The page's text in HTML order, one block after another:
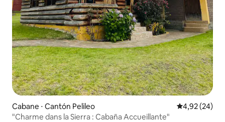
Cabane ⋅ Cantón Pelileo Évaluation
4,92 (24)
"Charme dans la Sierra : Cabaña Accueillante"